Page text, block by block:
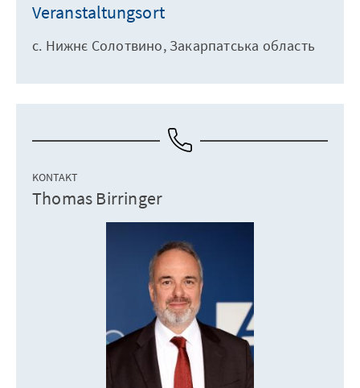
Veranstaltungsort
с. Нижнє Солотвино, Закарпатська область
KONTAKT
Thomas Birringer